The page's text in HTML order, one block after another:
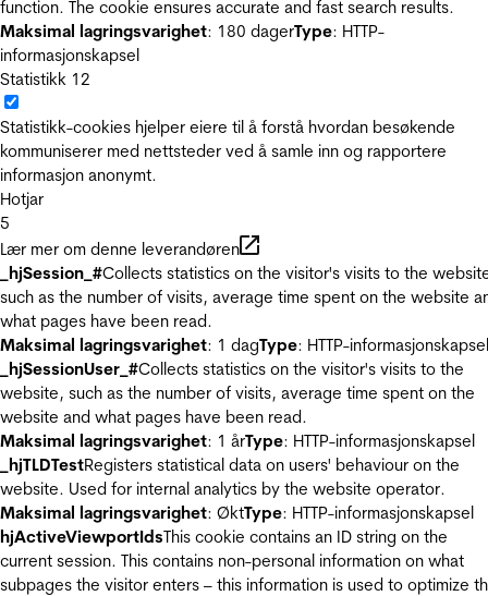
function. The cookie ensures accurate and fast search results.
Maksimal lagringsvarighet: 180 dagerType: HTTP-
informasjonskapsel
Statistikk 12
Statistikk-cookies hjelper eiere til å forstå hvordan besøkende
kommuniserer med nettsteder ved å samle inn og rapportere
informasjon anonymt.
Hotjar
5
Lær mer om denne leverandøren
_hjSession_#Collects statistics on the visitor's visits to the
such as the number of visits, average time spent on the website
what pages have been read.
Maksimal lagringsvarighet: 1 dagType: HTTP-informasjonskapsel
_hjSessionUser_#Collects statistics on the visitor's visits to the
website, such as the number of visits, average time spent on the
website and what pages have been read.
Maksimal lagringsvarighet: 1 årType: HTTP-informasjonskapsel
_hjTLDTestRegisters statistical data on users' behaviour on the
website. Used for internal analytics by the website operator.
Maksimal lagringsvarighet: ØktType: HTTP-informasjonskapsel
hjActiveViewportIdsThis cookie contains an ID string on the
current session. This contains non-personal information on what
subpages the visitor enters – this information is used to optimize